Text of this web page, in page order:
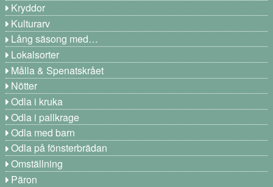
Kryddor
Kulturarv
Lång säsong med…
Lokalsorter
Målla & Spenatskrået
Nötter
Odla i kruka
Odla i pallkrage
Odla med barn
Odla på fönsterbrädan
Omställning
Päron